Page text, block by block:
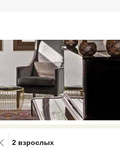
0 results available. Select is
2 взрослых